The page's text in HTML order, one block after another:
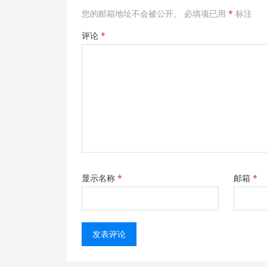
您的邮箱地址不会被公开。 必填项已用 * 标注
评论 *
显示名称 * 邮箱 *